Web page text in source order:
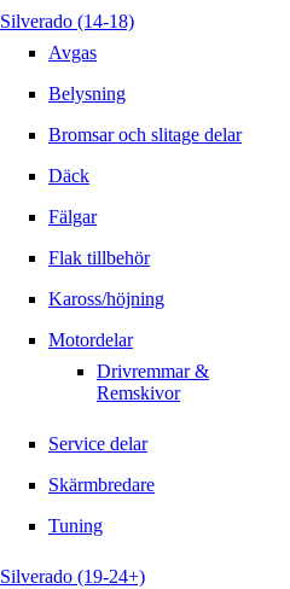
Silverado (14-18)
Avgas
Belysning
Bromsar och slitage delar
Däck
Fälgar
Flak tillbehör
Kaross/höjning
Motordelar
Drivremmar &
Remskivor
Service delar
Skärmbredare
Tuning
Silverado (19-24+)